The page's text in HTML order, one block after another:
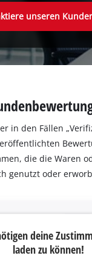
unseren
in den Fällen
die die Waren
genutzt oder
deine
laden zu können!